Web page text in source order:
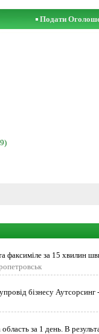
Подати
факсиміле за 15 хвилин
бізнесу
за 1 день. В